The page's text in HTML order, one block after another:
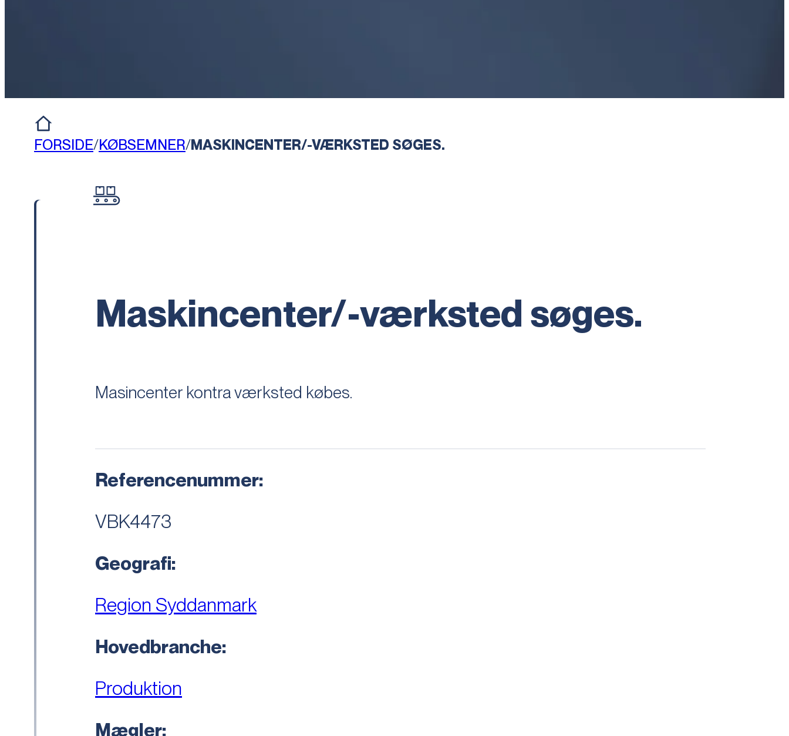
FORSIDE/KØBSEMNER/MASKINCENTER/-VÆRKSTED SØGES.
Maskincenter/-værksted søges.
Masincenter kontra værksted købes.
Referencenummer:
VBK4473
Geografi:
Region Syddanmark
Hovedbranche:
Produktion
Mægler: